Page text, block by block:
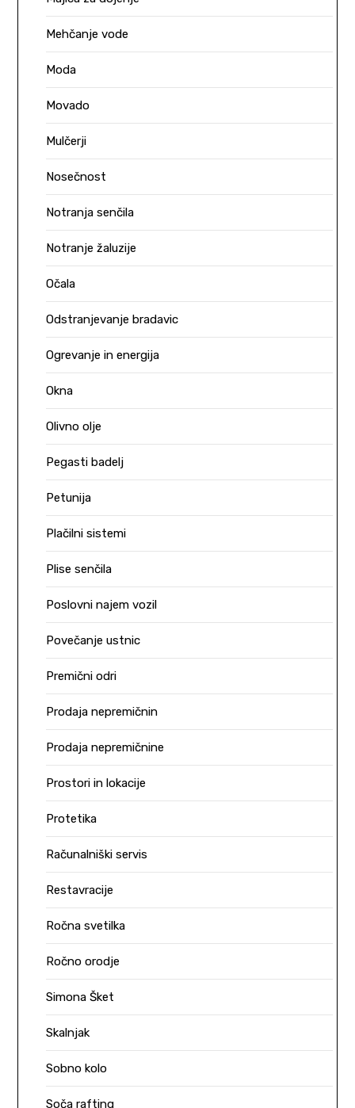
Mehčanje vode
Moda
Movado
Mulčerji
Nosečnost
Notranja senčila
Notranje žaluzije
Očala
Odstranjevanje bradavic
Ogrevanje in energija
Okna
Olivno olje
Pegasti badelj
Petunija
Plačilni sistemi
Plise senčila
Poslovni najem vozil
Povečanje ustnic
Premični odri
Prodaja nepremičnin
Prodaja nepremičnine
Prostori in lokacije
Protetika
Računalniški servis
Restavracije
Ročna svetilka
Ročno orodje
Simona Šket
Skalnjak
Sobno kolo
Soča rafting